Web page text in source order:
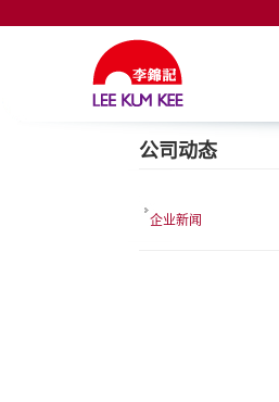
公司动态
企业新闻